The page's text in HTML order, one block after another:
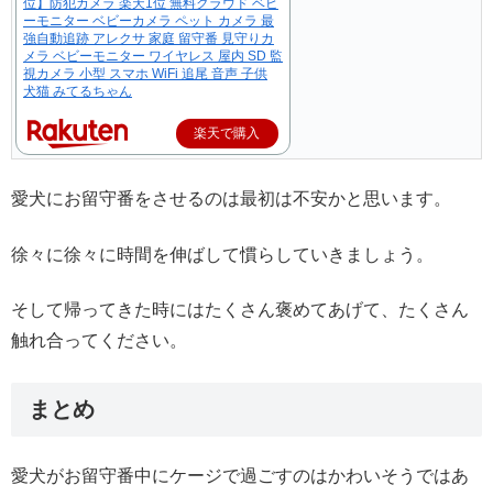
ーモニター ベビーカメラ ペット カメラ 最
強自動追跡 アレクサ 家庭 留守番 見守りカ
メラ ベビーモニター ワイヤレス 屋内 SD 監
視カメラ 小型 スマホ WiFi 追尾 音声 子供
犬猫 みてるちゃん
楽天で購入
愛犬にお留守番をさせるのは最初は不安かと思います。
徐々に徐々に時間を伸ばして慣らしていきましょう。
そして帰ってきた時にはたくさん褒めてあげて、たくさん
触れ合ってください。
まとめ
愛犬がお留守番中にケージで過ごすのはかわいそうではあ